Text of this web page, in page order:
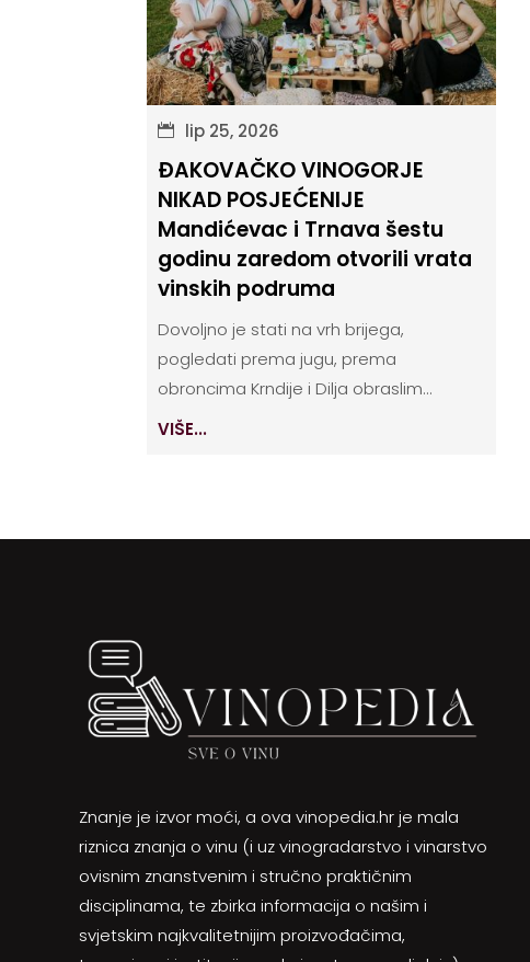
lip 25, 2026
ĐAKOVAČKO VINOGORJE
NIKAD POSJEĆENIJE
Mandićevac i Trnava šestu
godinu zaredom otvorili vrata
vinskih podruma
Dovoljno je stati na vrh brijega,
pogledati prema jugu, prema
obroncima Krndije i Dilja obraslim...
VIŠE...
Znanje je izvor moći, a ova vinopedia.hr je mala
riznica znanja o vinu (i uz vinogradarstvo i vinarstvo
ovisnim znanstvenim i stručno praktičnim
disciplinama, te zbirka informacija o našim i
svjetskim najkvalitetnijim proizvođačima,